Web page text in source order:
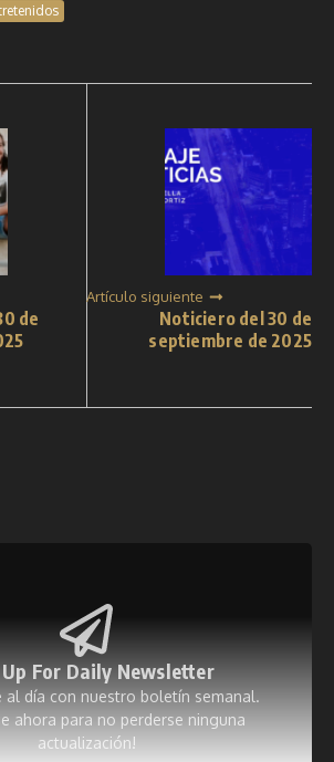
de
Artículo siguiente
Noticiero del 30 de
septiembre de 2025
For Daily Newsletter
al día con nuestro boletín semanal.
ahora para no perderse ninguna
actualización!